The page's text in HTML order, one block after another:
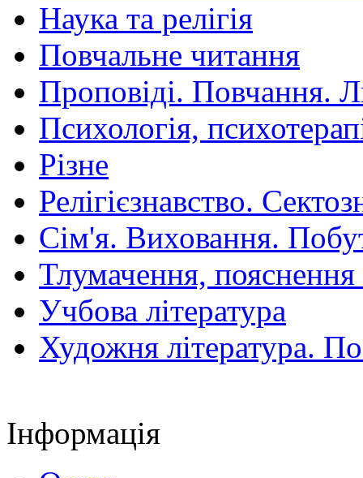
Наука та релігія
Повчальне читання
Проповіді. Повчання.
Психологія,
Різне
Релігієзнавство.
Сім'я. Виховання.
Тлумачення,
Учбова література
Художня література.
Інформація